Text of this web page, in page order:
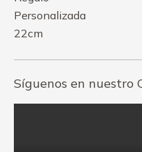
Síguenos en nuestro